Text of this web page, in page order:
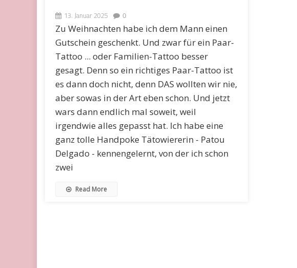
13. Januar 2025 0
Zu Weihnachten habe ich dem Mann einen
Gutschein geschenkt. Und zwar für ein Paar-
Tattoo ... oder Familien-Tattoo besser
gesagt. Denn so ein richtiges Paar-Tattoo ist
es dann doch nicht, denn DAS wollten wir nie,
aber sowas in der Art eben schon. Und jetzt
wars dann endlich mal soweit, weil
irgendwie alles gepasst hat. Ich habe eine
ganz tolle Handpoke Tätowiererin - Patou
Delgado - kennengelernt, von der ich schon
zwei
Read More